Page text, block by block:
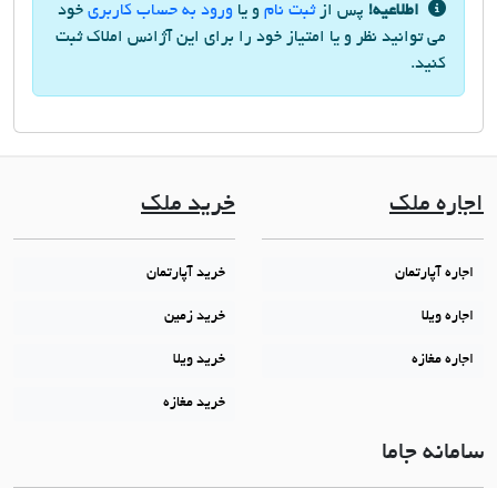
اطلاعیه! پس ازثبت نام و یا ورود به حساب کاربری خود
می توانید نظر و یا امتیاز خود را برای این آژانس املاک ثبت
کنید.
اجاره ملک
اجاره آپارتمان
اجاره ویلا
اجاره مغازه
خرید ملک
خرید آپارتمان
خرید زمین
خرید ویلا
خرید مغازه
سامانه جاما